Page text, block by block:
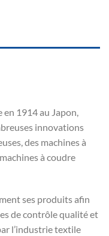
1914 au Japon,
innovations
des machines à
à coudre
ses produits afin
de contrôle qualité et
l’industrie textile